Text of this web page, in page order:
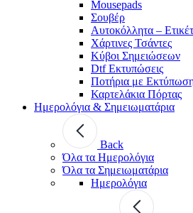
Mousepads
Σουβέρ
Αυτοκόλλητα –
Χάρτινες Τσάντες
Κύβοι Σημειώσεων
Dtf Εκτυπώσεις
Ποτήρια με
Καρτελάκια Πόρτας
Ημερολόγια & Σημειωματάρια
Back
Όλα τα Ημερολόγια
Όλα τα Σημειωματάρια
Ημερολόγια